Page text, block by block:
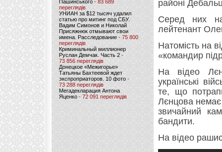
Пашинського- 83 689
переглядів
УНИАН за $12 тысяч удалил
статью про митинг под СБУ.
Вадим Симонов и Николай
Присяжнюк отмывают свои
имена. Расследование - 75 800
переглядів
Криминальный миллионер
Руслан Демчак. Часть 2-
73 856 переглядів
Донецкое «Межигорье»
Татьяны Бахтеевой ждет
экспроприаторов. 10 фото -
73 288 переглядів
Мегадекларация Антона
Яценко - 72 091 переглядів
районі
Серед них на
лейтенант
Натомість на
«командир
На відео
українські
те, що
Лєнцова немає
звичайний
бандити.
На відео